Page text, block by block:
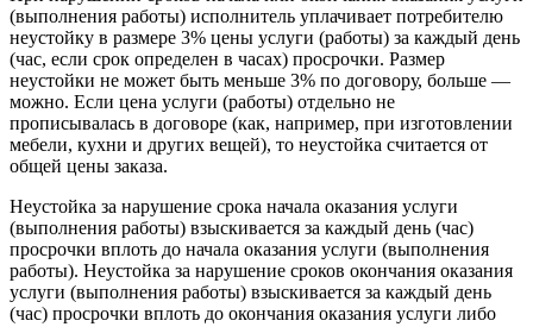
(выполнения работы) исполнитель уплачивает потребителю
неустойку в размере 3% цены услуги (работы) за каждый день
(час, если срок определен в часах) просрочки. Размер
неустойки не может быть меньше 3% по договору, больше —
можно. Если цена услуги (работы) отдельно не
прописывалась в договоре (как, например, при изготовлении
мебели, кухни и других вещей), то неустойка считается от
общей цены заказа.
Неустойка за нарушение срока начала оказания услуги
(выполнения работы) взыскивается за каждый день (час)
просрочки вплоть до начала оказания услуги (выполнения
работы). Неустойка за нарушение сроков окончания оказания
услуги (выполнения работы) взыскивается за каждый день
(час) просрочки вплоть до окончания оказания услуги либо